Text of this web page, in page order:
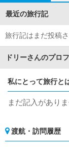
最近の旅行記
旅行記はまだ投稿
ドリーさんのプロ
私にとって旅行と
まだ記入がありま
渡航・訪問履歴